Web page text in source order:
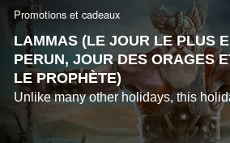
Promotions et cadeaux
LAMMAS (LE JOUR LE PLUS
PERUN, JOUR DES ORAGES
LE PROPHÈTE)
Unlike many other holidays, this